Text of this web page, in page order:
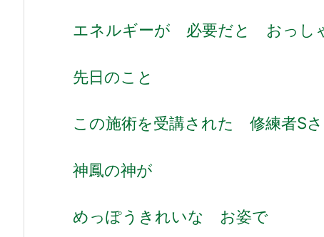
エネルギーが 必要だと おっし
先日のこと
この施術を受講された 修練者S
神鳳の神が
めっぽうきれいな お姿で